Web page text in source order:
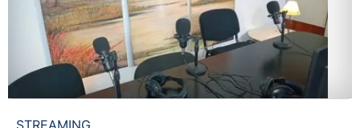
STREAMING